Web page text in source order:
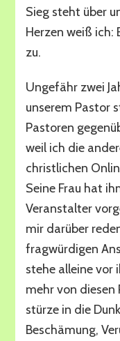
Sieg steht über
Herzen weiß ich:
zu.
Ungefähr zwei
unserem Pastor
Pastoren
weil ich die
christlichen
Seine Frau hat
Veranstalter
mir darüber
fragwürdigen
stehe alleine vor
mehr von diesen
stürze in die
Beschämung,